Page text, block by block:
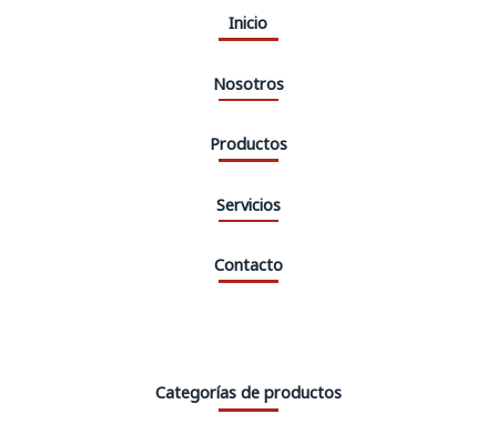
Inicio
Nosotros
Productos
Servicios
Contacto
Categorías de productos